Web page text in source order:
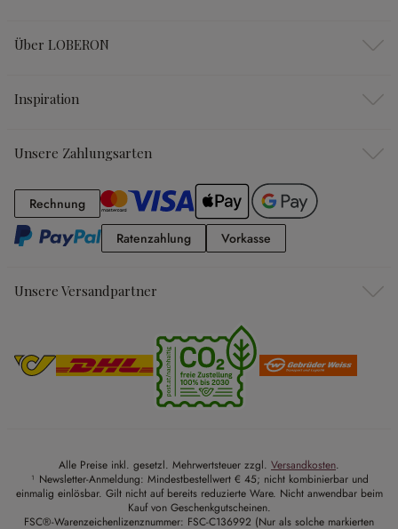
Über LOBERON
Inspiration
Unsere Zahlungsarten
RechnungRechnung
RatenzahlungRatenzahlung
Vorkasse
Unsere Versandpartner
Alle Preise inkl. gesetzl. Mehrwertsteuer zzgl. Versandkosten.
¹ Newsletter-Anmeldung: Mindestbestellwert € 45; nicht kombinierbar und
einmalig einlösbar. Gilt nicht auf bereits reduzierte Ware. Nicht anwendbar beim
Kauf von Geschenkgutscheinen.
FSC®-Warenzeichenlizenznummer: FSC-C136992 (Nur als solche markierten